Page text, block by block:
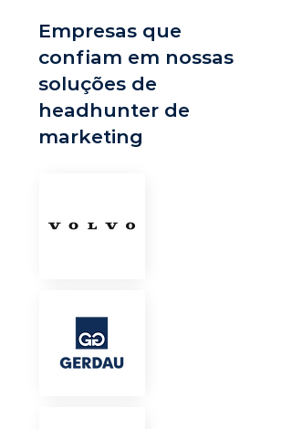
Empresas que
confiam em nossas
soluções de
headhunter de
marketing